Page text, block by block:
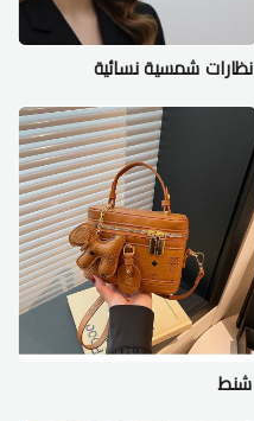
نظارات شمسية نسائية
شنط